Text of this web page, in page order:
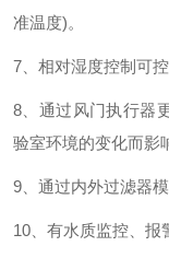
准温度)。
7、相对湿度控制可
8、通过风门执行器
验室环境的变化而影
9、通过内外过滤器
10、有水质监控、报